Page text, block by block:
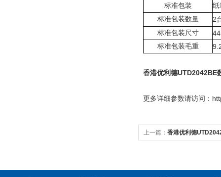
标准包装
纸
标准包装数量
2
标准包装尺寸
标准包装毛重
香港优利德UTD2042BE
更多详细参数请访问：
上一篇： 香港优利德